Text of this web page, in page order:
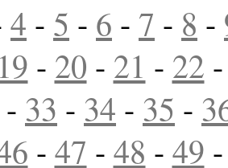
4 - 5 - 6 - 7 - 8 -
19 - 20 - 21 - 22
- 33 - 34 - 35 -
- 47 - 48 - 49